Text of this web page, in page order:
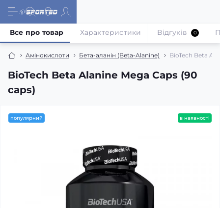
Амінокислоти Бета-аланін (Beta-Alanine) BioTech Beta
BioTech Beta Alanine Mega Caps (90
caps)
Все про товар Характеристики Відгуків 0
популярний в наявності